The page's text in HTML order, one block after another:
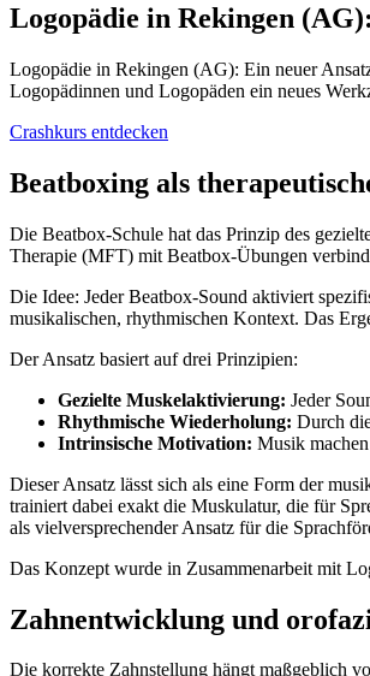
Logopädie in Rekingen
Logopädie in Rekingen (AG): Ein neuer
Logopädinnen und Logopäden ein neues
Crashkurs entdecken
Beatboxing als
Die Beatbox-Schule hat das Prinzip des
Therapie (MFT) mit Beatbox-Übungen
Die Idee: Jeder Beatbox-Sound aktiviert
musikalischen, rhythmischen Kontext. Das
Der Ansatz basiert auf drei Prinzipien:
Gezielte Muskelaktivierung: Jeder
Rhythmische Wiederholung: Durch
Intrinsische Motivation: Musik
Dieser Ansatz lässt sich als eine Form der
trainiert dabei exakt die Muskulatur, die für
als vielversprechender Ansatz für die
Das Konzept wurde in Zusammenarbeit mit
Zahnentwicklung und
Die korrekte Zahnstellung hängt maßgeblich